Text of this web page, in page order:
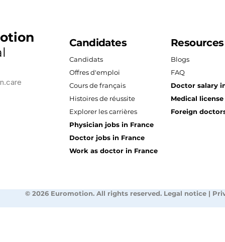
Candidates
Candidats
Offres d'emploi
Cours de français
Histoires de réussite
Explorer les carrières
Physician jobs in France
Doctor jobs in France
Work as doctor in France
Resources
Blogs
FAQ
Doctor salary
Medical
Foreign
© 2026 Euromotion. All rights reserved. Legal notice |